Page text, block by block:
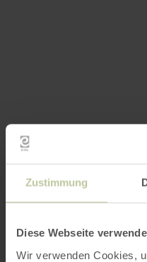
Zustimmung
Diese Webseite
Wir verwenden Cookies,